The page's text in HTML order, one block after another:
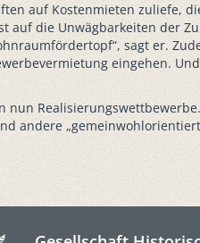
auf Kostenmieten zuliefe,
auf die Unwägbarkeiten der
sagt er.
eingehen.
andere